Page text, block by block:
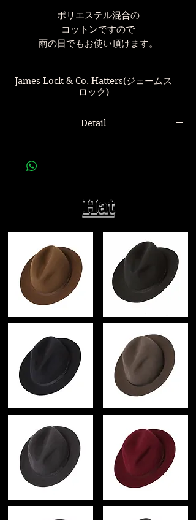
ポリエステル混合の
コットンですので
雨の日でもお使い頂けます。
James Lock & Co. Hatters(ジェームス
ロック)
世界最古の帽子屋
プリンス・オブ・ウェールズ殿下、エデ
ィンバラ公
帽子では唯一、２つのロイヤルワラント
の称号を持ち
古くは、ネルソン提督、チャーチル首
チャップリン、オスカーワイルド、ダイ
アナ元皇太子妃、
ジョン・レノンなど
国内では、梨花など
数々の名だたる著名人を顧客に持つ
英国王室御用達の帽子ブランドです。
Detail
James Lock & Co. Summer Lennon Cap
ス 帽子
サマーコットン33%
ピーク(つば) 5cm
イギリス
洗濯はお避け下さい。
モニターの発色の具合によって実際のも
のと色が異なる場合がございます。
Hat